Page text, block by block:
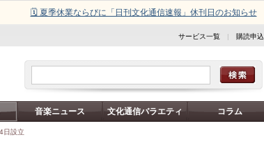
🗓️ 夏季休業ならびに「日刊文化通信速報」休刊日のお知らせ
サービス一覧 | 購読申込
音楽ニュース 文化通信バラエティ コラム
日設立